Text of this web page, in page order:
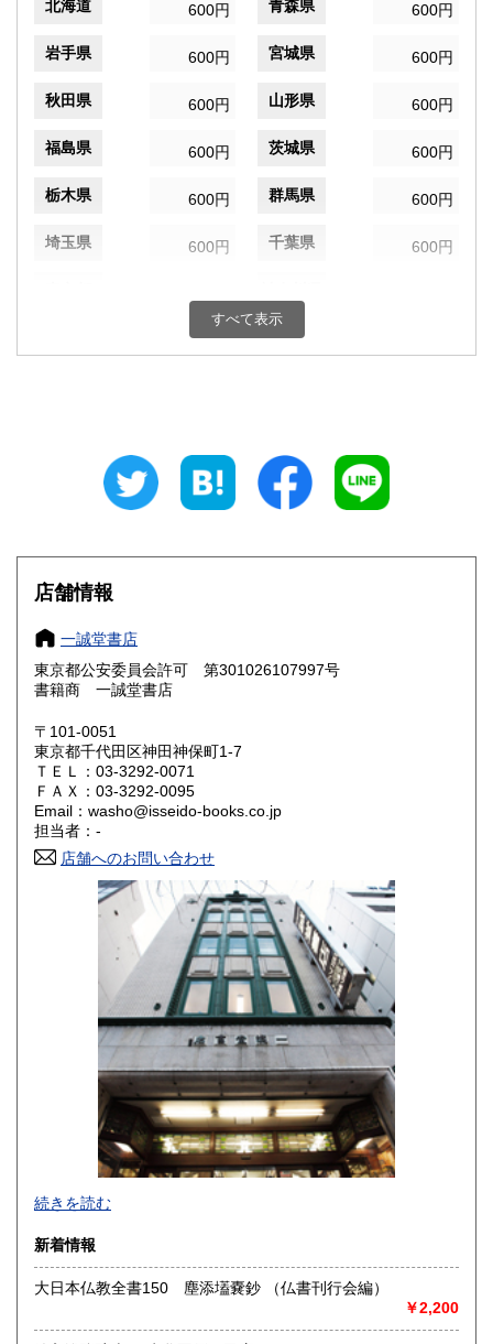
北海道 600円 青森県 600円
岩手県 600円 宮城県 600円
秋田県 600円 山形県 600円
福島県 600円 茨城県 600円
栃木県 600円 群馬県 600円
埼玉県 600円 千葉県 600円
600円 富山県
600円 静岡県
奈良県 600円 和歌山県
岡山県 600円
山口県 600円 徳島県
香川県 600円
600円 福岡県
600円 長崎県
600円 大分県
600円 鹿児島県
600円
すべて表示
店舗情報
一誠堂書店
東京都公安委員会許可 第301026107997号
書籍商 一誠堂書店
〒101-0051
東京都千代田区神田神保町1-7
ＴＥＬ：03-3292-0071
ＦＡＸ：03-3292-0095
Email：washo@isseido-books.co.jp
担当者：-
店舗へのお問い合わせ
創業百年の確固たる信用。文系百般和洋書、古典籍。在庫豊
富。
沿線名：都営新宿・三田線 営団半蔵門線
最寄駅：神保町駅徒歩1分
営業時間：10:00-18:30
続きを読む
新着情報
大日本仏教全書150 塵添壒嚢鈔 （仏書刊行会編）
￥2,200